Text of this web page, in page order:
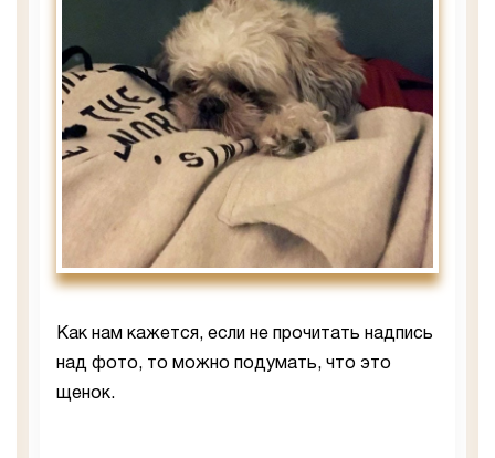
Как нам кажется, если не прочитать надпись
над фото, то можно подумать, что это
щенок.